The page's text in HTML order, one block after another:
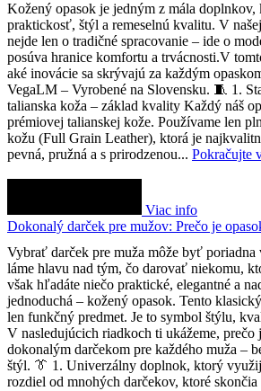
Kožený opasok je jedným z mála doplnkov,
praktickosť, štýl a remeselnú kvalitu. V
nejde len o tradičné spracovanie – ide o
posúva hranice komfortu a trvácnosti.V
aké inovácie sa skrývajú za každým
VegaLM – Vyrobené na Slovensku. 🧵 1.
talianska koža – základ kvality Každý náš
prémiovej talianskej kože. Používame len
kožu (Full Grain Leather), ktorá je
pevná, pružná a s prirodzenou... Pokračujte
Viac info
Dokonalý darček pre mužov: Prečo je
Vybrať darček pre muža môže byť poriadna
láme hlavu nad tým, čo darovať niekomu,
však hľadáte niečo praktické, elegantné a
jednoduchá – kožený opasok. Tento
len funkčný predmet. Je to symbol štýlu,
V nasledujúcich riadkoch ti ukážeme, prečo
dokonalým darčekom pre každého muža –
štýl. 👔 1. Univerzálny doplnok, ktorý
rozdiel od mnohých darčekov, ktoré skončia